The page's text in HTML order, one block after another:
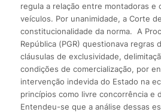
regula a relação entre montadoras e
veículos. Por unanimidade, a Corte
constitucionalidade da norma. A
República (PGR) questionava regras
cláusulas de exclusividade,
condições de comercialização, por
intervenção indevida do Estado na
princípios como livre concorrência e
Entendeu-se que a análise dessas